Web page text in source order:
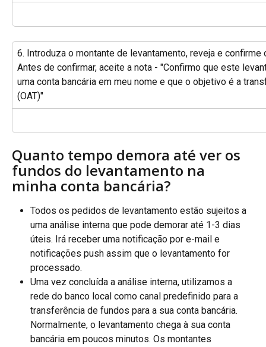
6. Introduza o montante de levantamento, reveja e
Antes de confirmar, aceite a nota - "Confirmo que este
uma conta bancária em meu nome e que o objetivo é a
(OAT)"
Quanto tempo demora até ver os
fundos do levantamento na
minha conta bancária?
Todos os pedidos de levantamento estão sujeitos a
uma análise interna que pode demorar até 1-3 dias
úteis. Irá receber uma notificação por e-mail e
notificações push assim que o levantamento for
processado.
Uma vez concluída a análise interna, utilizamos a
rede do banco local como canal predefinido para a
transferência de fundos para a sua conta bancária.
Normalmente, o levantamento chega à sua conta
bancária em poucos minutos. Os montantes